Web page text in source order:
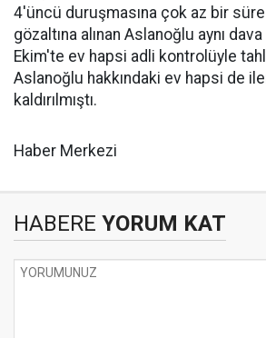
4'üncü duruşmasına çok az bir
gözaltına alınan Aslanoğlu aynı
Ekim'te ev hapsi adli kontrolüyle
Aslanoğlu hakkındaki ev hapsi de
kaldırılmıştı.
Haber Merkezi
HABERE YORUM KAT